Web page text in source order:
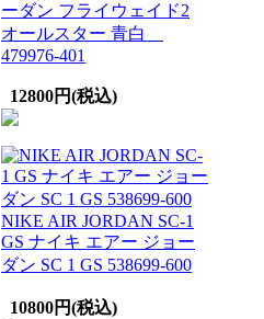
ーダン フライウェイド2
オールスター 青白
479976-401
12800円(税込)
NIKE AIR JORDAN SC-1
GS ナイキ エアー ジョー
ダン SC 1 GS 538699-600
10800円(税込)